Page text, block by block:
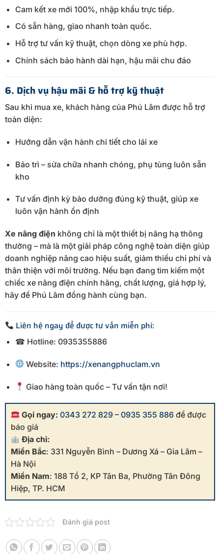
Cam kết xe mới 100%, nhập khẩu trực tiếp.
Có sẵn hàng, giao nhanh toàn quốc.
Hỗ trợ tư vấn kỹ thuật, chọn dòng xe phù hợp.
Chính sách bảo hành dài hạn, hậu mãi chu đáo
6. Dịch vụ hậu mãi & hỗ trợ kỹ thuật
Sau khi mua xe, khách hàng của Phú Lâm được hỗ trợ
toàn diện:
Hướng dẫn vận hành chi tiết cho lái xe
Bảo trì – sửa chữa nhanh chóng, phụ tùng luôn sẵn
kho
Tư vấn định kỳ bảo dưỡng đúng kỹ thuật, giúp xe
luôn vận hành ổn định
Xe nâng điện không chỉ là một thiết bị nâng hạ thông
thường – mà là một giải pháp công nghệ toàn diện giúp
doanh nghiệp nâng cao hiệu suất, giảm thiểu chi phí và
thân thiện với môi trường. Nếu bạn đang tìm kiếm một
chiếc xe nâng điện chính hãng, chất lượng, giá hợp lý,
hãy để Phú Lâm đồng hành cùng bạn.
Liên hệ ngay để được tư vấn miễn phí:
☎ Hotline: 0935355886
Website: https://xenangphuclam.vn
Giao hàng toàn quốc – Tư vấn tận nơi!
Gọi ngay: 0343 272 829 –0935 355 886 để được
báo giá
Địa chỉ:
Miền Bắc: 331 Nguyễn Bình – Dương Xá – Gia Lâm –
Hà Nội
Miền Nam: 188 Tổ 2, KP Tân Ba, Phường Tân Đông
Hiệp, TP. HCM
Đánh giá post